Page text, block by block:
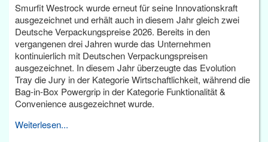
Smurfit Westrock wurde erneut für seine Innovationskraft
ausgezeichnet und erhält auch in diesem Jahr gleich zwei
Deutsche Verpackungspreise 2026. Bereits in den
vergangenen drei Jahren wurde das Unternehmen
kontinuierlich mit Deutschen Verpackungspreisen
ausgezeichnet. In diesem Jahr überzeugte das Evolution
Tray die Jury in der Kategorie Wirtschaftlichkeit, während die
Bag-in-Box Powergrip in der Kategorie Funktionalität &
Convenience ausgezeichnet wurde.
Weiterlesen...